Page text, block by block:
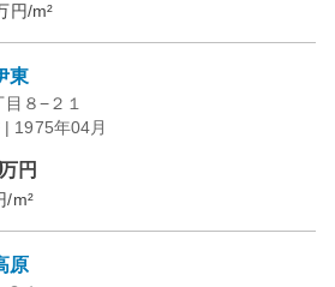
円/m²
東
８−２１
1975年04月
円
/m²
原